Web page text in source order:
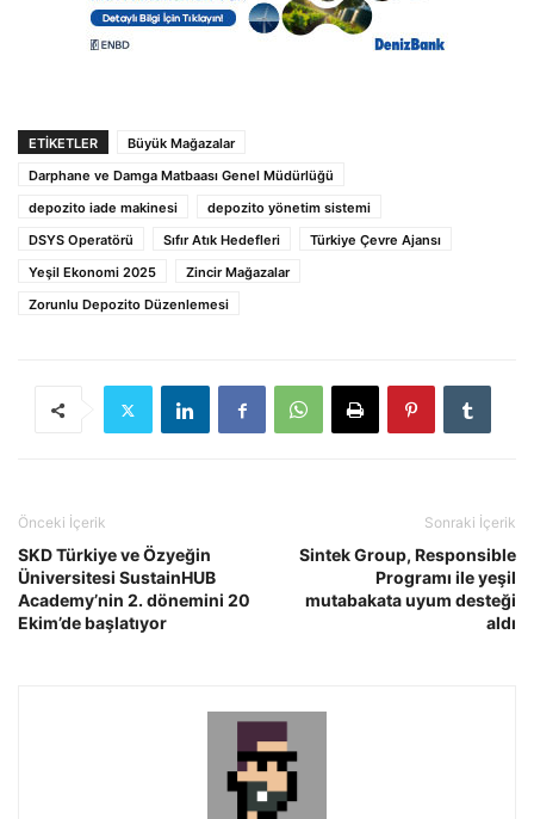
ETIKETLER
Büyük Mağazalar
Darphane ve Damga Matbaası Genel Müdürlüğü
depozito iade makinesi
depozito yönetim sistemi
DSYS Operatörü
Sıfır Atık Hedefleri
Türkiye Çevre Ajansı
Yeşil Ekonomi 2025
Zincir Mağazalar
Zorunlu Depozito Düzenlemesi
Önceki İçerik
SKD Türkiye ve Özyeğin
Üniversitesi SustainHUB
Academy’nin 2. dönemini 20
Ekim’de başlatıyor
Sonraki İçerik
Sintek Group, Responsible
Programı ile yeşil
mutabakata uyum desteği
aldı